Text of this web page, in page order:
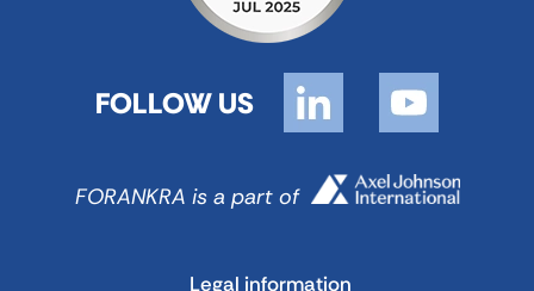
FOLLOW US
FORANKRA is a part of
Legal information